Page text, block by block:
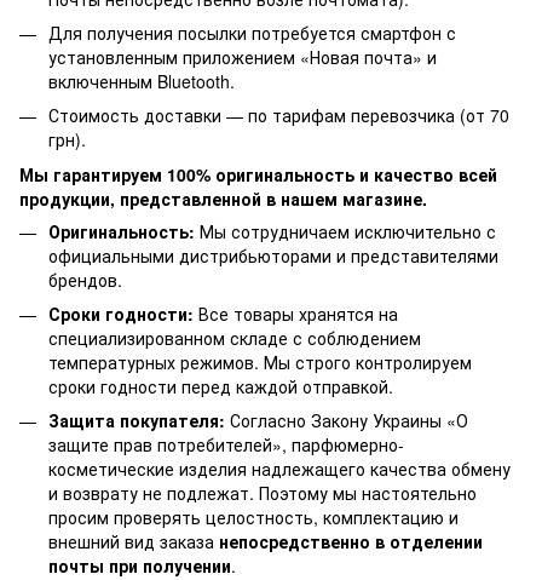
Для получения посылки потребуется смартфон с
установленным приложением «Новая почта» и
включенным Bluetooth.
Стоимость доставки — по тарифам перевозчика (от 70
грн).
Мы гарантируем 100% оригинальность и качество всей
продукции, представленной в нашем магазине.
Оригинальность: Мы сотрудничаем исключительно с
официальными дистрибьюторами и представителями
брендов.
Сроки годности: Все товары хранятся на
специализированном складе с соблюдением
температурных режимов. Мы строго контролируем
сроки годности перед каждой отправкой.
Защита покупателя: Согласно Закону Украины «О
защите прав потребителей», парфюмерно-
косметические изделия надлежащего качества обмену
и возврату не подлежат. Поэтому мы настоятельно
просим проверять целостность, комплектацию и
внешний вид заказа непосредственно в отделении
почты при получении.